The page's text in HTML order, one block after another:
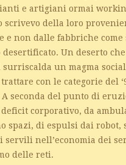
e artigiani ormai
scrivevo della loro
e non dalle fabbriche come
Un deserto
un magma
con le categorie del
seconda del punto di
corporativo, da
spazi, di espulsi dai robot,
servili nell’economia dei
delle reti.